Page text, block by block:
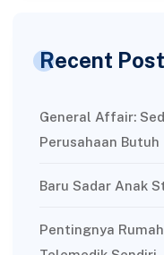
Recent
General Affair:
Perusahaan Butuh
Baru Sadar Anak
Pentingnya